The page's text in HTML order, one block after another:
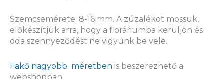
Szemcsemérete: 8-16 mm. A zúzalékot mossuk,
előkészítjük arra, hogy a floráriumba kerüljön és
oda szennyeződést ne vigyünk be vele.
Fakő nagyobb méretben is beszerezhető a
webshopban.